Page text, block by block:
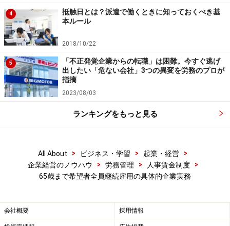
1/4 次のページへ
4
抵触日とは？派遣で働くときに知っておくべき基
本ルール
2018/10/22
5
「不正発覚企業からの転職」は困難。今すぐ逃げ
出したい「危ない会社」3つの異変を労務のプロが
指摘
2023/08/03
ランキングをもっと見る
All About > ビジネス・学習 > 起業・経営
>
企業経営のノウハウ
> 労務管理 > 人事賃金制度
>
65歳まで希望者全員継続雇用の具体的企業実務
会社概要 採用情報